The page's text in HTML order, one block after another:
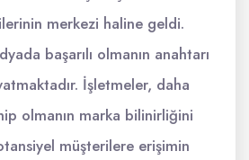
merkezi haline geldi.
başarılı olmanın anahtarı
İşletmeler, daha
olmanın marka bilinirliğini
müşterilere erişimin